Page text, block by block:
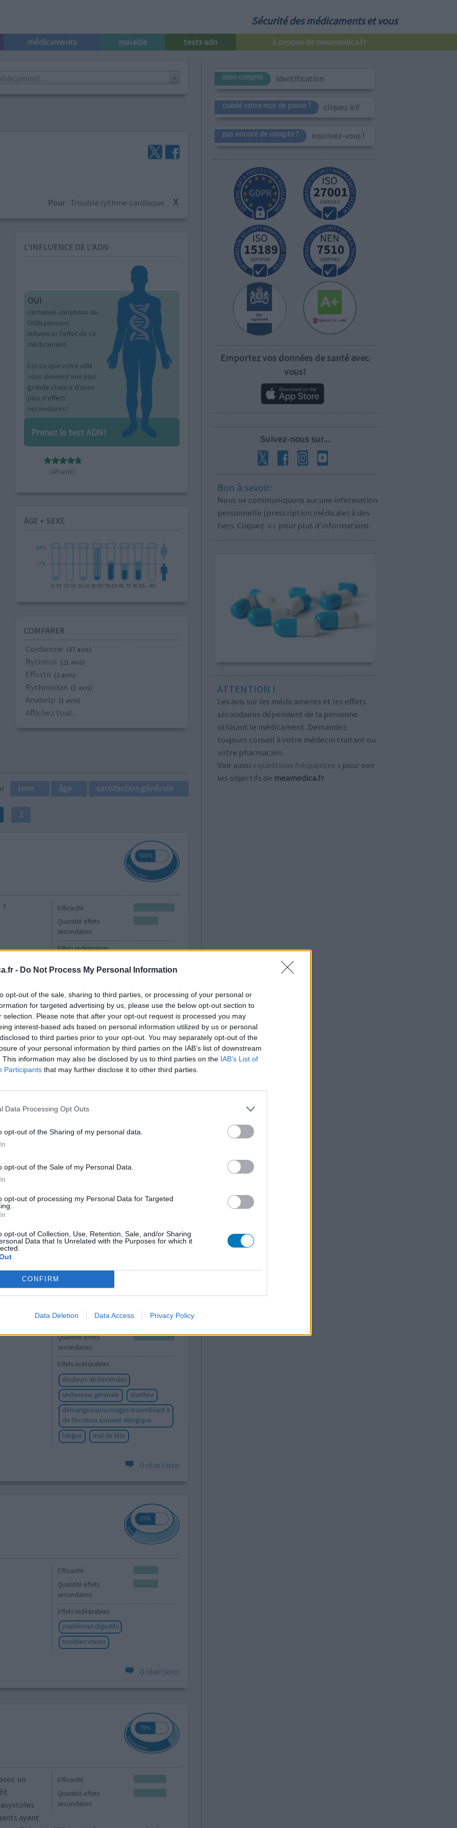
- Do Not Process My Personal Information
opt-out of the sale, sharing to third parties, or processing of your personal or
for targeted advertising by us, please use the below opt-out section to
selection. Please note that after your opt-out request is processed you may
interest-based ads based on personal information utilized by us or personal
to third parties prior to your opt-out. You may separately opt-out of the
of your personal information by third parties on the IAB’s list of downstream
This information may also be disclosed by us to third parties on the IAB’s List of
Participants that may further disclose it to other third parties.
Data Processing Opt Outs
opt-out of the Sharing of my personal data.
opt-out of the Sale of my Personal Data.
opt-out of processing my Personal Data for Targeted
opt-out of Collection, Use, Retention, Sale, and/or Sharing
Data that Is Unrelated with the Purposes for which it
CONFIRM
Data Deletion Data Access Privacy Policy
Sécurité des médicaments et vous
médicaments maladie tests adn à propos de meamedica.fr
Pour Trouble rythme cardiaque X
L’INFLUENCE DE L'ADN
OUI
certaines variations de
l'ADN peuvent
influencer l'effet de ce
médicament.
Est-ce que votre ADN
vous donnent une plus
grande chance d'avoir
plus d'effets
secondaires?
Prenez le test ADN!
(49 avis)
ÂGE + SEXE
COMPARER
Cordarone (47 avis)
Rythmol (21 avis)
Effortil (2 avis)
Rythmodan (1 avis)
Anahelp (1 avis)
Affichez tout...
sexe âge satisfaction générale
2
Efficacité
Quantité effets
secondaires
Effets indésirables
0 réactions
Efficacité
Quantité effets
secondaires
hypotension
vertiges
si
mais
monté à
le temps
bpm voir
Quantité effets
secondaires
Effets indésirables
douleurs abdominales
sécheresse générale
diarrhée
démangeaisons rouges ressemblant à
de l'eczéma souvent allergique
fatigue
mal de tête
0 réactions
Efficacité
Quantité effets
secondaires
Effets indésirables
problèmes digestifs
troubles visuels
0 réactions
Efficacité
Quantité effets
secondaires
un
ayant
mon compte Identification
oublié votre mot de passe ? cliquez ici!
pas encore de compte ? inscrivez-vous !
Emportez vos données de santé avec
vous!
Suivez-nous sur...
Bon à savoir:
Nous ne communiquons aucune information
personnelle (prescription médicale) à des
tiers. Cliquez ici pour plus d'informations.
ATTENTION !
Les avis sur les médicaments et les effets
secondaires dépendent de la personne
utilisant le médicament. Demandez
toujours conseil à votre médecin traitant ou
votre pharmacien.
Voir aussi « questions fréquentes » pour voir
les objectifs de meamedica.fr.